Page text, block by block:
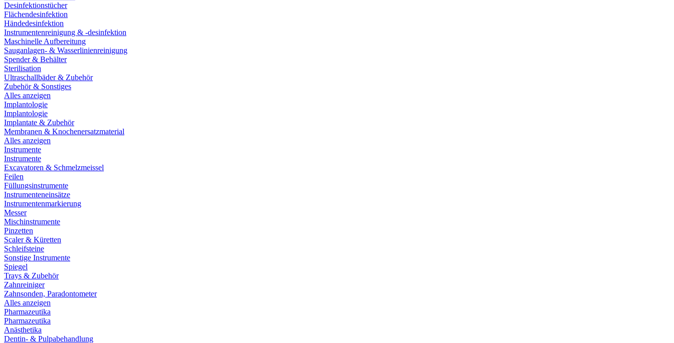
Desinfektionstücher
Flächendesinfektion
Händedesinfektion
Instrumentenreinigung & -desinfektion
Maschinelle Aufbereitung
Sauganlagen- & Wasserlinienreinigung
Spender & Behälter
Sterilisation
Ultraschallbäder & Zubehör
Zubehör & Sonstiges
Alles anzeigen
Implantologie
Implantologie
Implantate & Zubehör
Membranen & Knochenersatzmaterial
Alles anzeigen
Instrumente
Instrumente
Excavatoren & Schmelzmeissel
Feilen
Füllungsinstrumente
Instrumenteneinsätze
Instrumentenmarkierung
Messer
Mischinstrumente
Pinzetten
Scaler & Küretten
Schleifsteine
Sonstige Instrumente
Spiegel
Trays & Zubehör
Zahnreiniger
Zahnsonden, Paradontometer
Alles anzeigen
Pharmazeutika
Pharmazeutika
Anästhetika
Dentin- & Pulpabehandlung